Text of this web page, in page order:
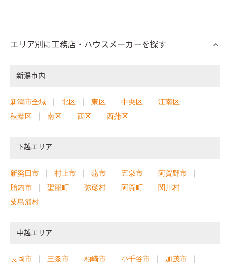
エリア別に工務店・ハウスメーカーを探す
新潟市内
新潟市全域 北区 東区 中央区
江南区
秋葉区
南区 西区 西蒲区
下越エリア
新発田市 村上市 燕市 五泉市
阿賀野市
胎内市
聖籠町 弥彦村 阿賀町
関川村
粟島浦村
中越エリア
長岡市 三条市 柏崎市 小千谷市
加茂市